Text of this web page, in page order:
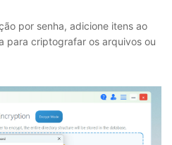
por senha, adicione itens ao
para criptografar os arquivos ou